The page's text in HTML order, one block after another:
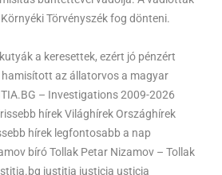
Törvényszék fog dönteni.
a keresettek, ezért jó pénzért
az állatorvos a magyar
– Investigations 2009-2026
hírek Világhírek Országhírek
hírek legfontosabb a nap
bíró Tollak Petar Nizamov – Tollak
iustitia iusticia usticia